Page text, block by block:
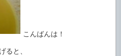
こんばんは！
ると、